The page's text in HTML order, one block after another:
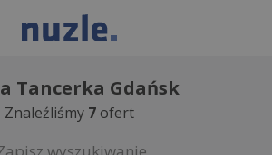
Tancerka Gdańsk
Znaleźliśmy 7ofert